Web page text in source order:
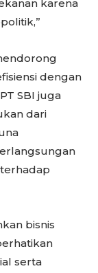
karena
dengan
SBI juga
dari
bisnis
serta